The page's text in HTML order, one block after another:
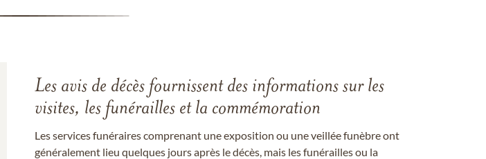
Les avis de décès fournissent des informations sur les
visites, les funérailles et la commémoration
Les services funéraires comprenant une exposition ou une veillée funèbre ont
généralement lieu quelques jours après le décès, mais les funérailles ou la